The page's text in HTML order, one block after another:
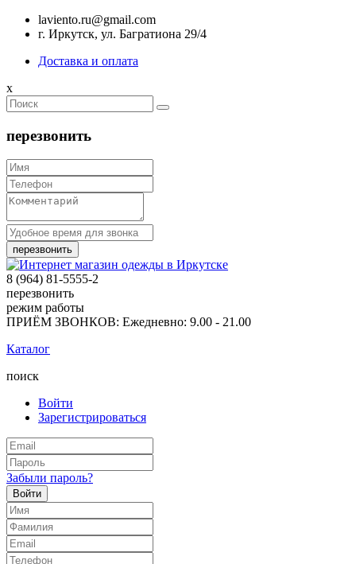
laviento.ru@gmail.com
г. Иркутск, ул. Багратиона 29/4
Доставка и оплата
x
перезвонить
8 (964) 81-5555-2
перезвонить
режим работы
ПРИЁМ ЗВОНКОВ: Ежедневно: 9.00 - 21.00
Каталог
поиск
Войти
Зарегистрироваться
Забыли пароль?
Войти